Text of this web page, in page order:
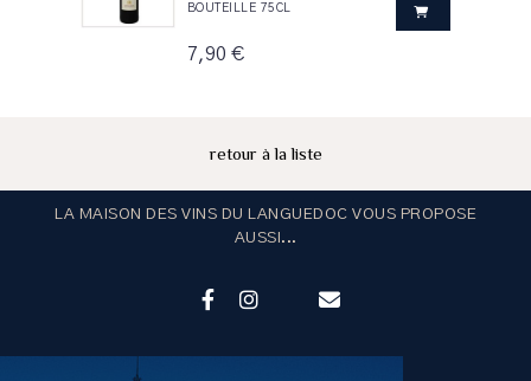
BOUTEILLE 75CL
7,90 €
retour à la liste
LA MAISON DES VINS DU LANGUEDOC VOUS PROPOSE
AUSSI...